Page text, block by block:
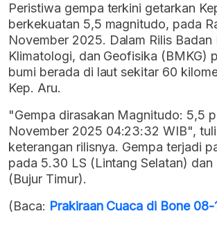
Peristiwa gempa terkini getarkan
berkekuatan 5,5 magnitudo, pada
November 2025. Dalam Rilis
Klimatologi, dan Geofisika (BMKG)
bumi berada di laut sekitar 60
Kep. Aru.
"Gempa dirasakan Magnitudo: 5,5
November 2025 04:23:32 WIB",
keterangan rilisnya. Gempa terjadi
pada 5.30 LS (Lintang Selatan) dan
(Bujur Timur).
(Baca: Prakiraan Cuaca di Bone